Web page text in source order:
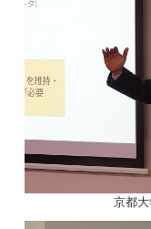
京都